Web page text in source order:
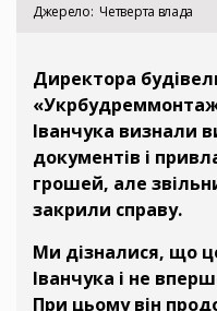
Джерело Четверта влада
Директора
«Укрбудреммонтаж
Іванчука визнали
документів і
грошей, але
закрили справу.
Ми дізналися, що
Іванчука і не
При цьому він